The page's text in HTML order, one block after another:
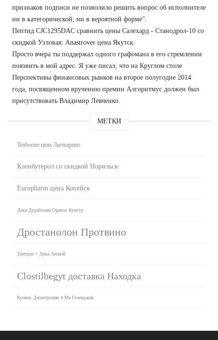
признаков подписи не позволило решить вопрос об исполнителе
ни в категорической, ни в вероятной форме".
Пептид CJC1295DAC сравнить цены Салехард - Станодрол-10 со
скидкой Узловая: Anastrover цена Якутск.
Просто вчера ты поддержал одного графомана в его стремлении
поязвить в мой адрес. Я уже писал, что на Круглом столе
Перспективы финансовых рынков на второе полугодие 2014
года, посвященном вручению премии Алгоритмус должен был
присутствовать Владимир Левченко.
МЕТКИ
Tenboone цена Лыткарино
Кленбутерол со скидкой Норильск
Europharm цена Копейск
Дека Дураболин Oganon Кунгур
Дростанолон Протвино
Тритрен + Дека Лесной
Clostilbegyt доставка Находка
Купить Джинтропин 4 Ме Геленджик